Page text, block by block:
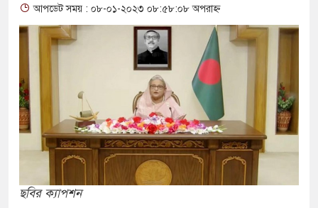
আপডেট সময় : ০৮-০১-২০২৩ ০৮:৫৮:০৮ অপরাহ্ন
ছবির ক্যাপশন